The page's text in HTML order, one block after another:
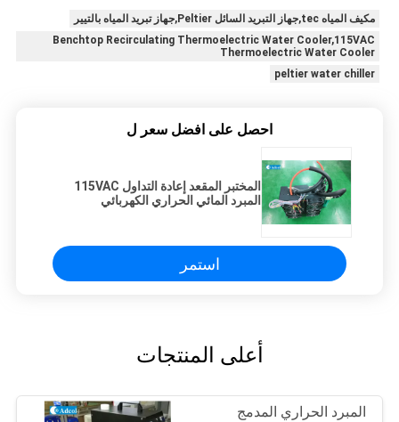
مكيف المياه tec,جهاز التبريد السائل Peltier,جهاز تبريد المياه بالتيير
Benchtop Recirculating Thermoelectric Water Cooler,115VAC
Thermoelectric Water Cooler
peltier water chiller
احصل على افضل سعر ل
المختبر المقعد إعادة التداول 115VAC
المبرد المائي الحراري الكهربائي
استمر
أعلى المنتجات
المبرد الحراري المدمج